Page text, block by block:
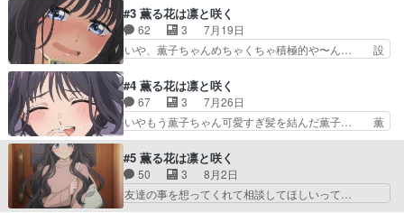
し)既読非常に古典的､まぁ… 和栗さんのもぐもぐ
顔すごい良かったOPは… 正統派ラブロマンス物
って感じかな。ちょっ…
公ヒロイン共に不快感が無い主人公、自… 〈最近
買った漫画紹介コーナー〉明日ぐらい… 今、アニ
メで以前から気になっていたを第２… 人格者のヤ
ンキーもおしとやかで慎ましい女… くあぁぁあ
視聴ありがとうございました… 全アニメで1番可
愛い生き物なんじゃないか… 作画もキレイで話の
盛り上がりもあり和栗さ…
#3 薫る花は凛と咲く
62 3
7月19日
いや、薫子ちゃんめちゃくちゃ積極的や〜ん… 設
郎が底辺高の中でも頭が悪いのが意外な… もえき
ゅんすぎるーーーーーッッッ！！！！… お嬢様高
校と不良高校の2人の恋愛、初々し… 毎週土曜日
が楽しみになってきたよー！みん… ご視聴ありが
ぁ、今週も浄化された…薫子… 薫子が凛太郎に向
けていた警戒度ゼロの笑顔… なんかヤバげなレズ
キャラきた。他キャラ同…
#4 薫る花は凛と咲く
67 3
7月26日
いやもう薫子ちゃん可愛すぎ髪を結んだ薫子… 薫
子ちゃん可愛すぎだし、胸がきゅんとする… 最後
の夏沢君の「凛太郎、これは何？」はス… 二人の
初々しさが眩しい。。。ˇωˇ…:.… 薫子さんがロン
グスカートなのがらしくて最… そして二人が順調
そうな時程、周りの妨害が… 女の子の友達の子凄
#5 薫る花は凛と咲く
50 3
8月2日
友達の事を想ってくれて相談してほしいって…
「気を付けて」とか「元気出して」みたいな… 薫